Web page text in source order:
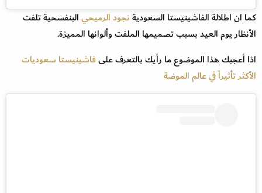
كما ان اطلالة الفاشينيستا السعوديةنجود الرميحيالبنفسحية تلفت
الأنظار يوم العيد بسبب تصميمها الملفت وألوانها المميزة.
اذا أعجبك هذا الموضوع ما رأيك بالتعرف علىفاشينيستا سعوديات
الأكثر تأثيراً في عالم الموضة